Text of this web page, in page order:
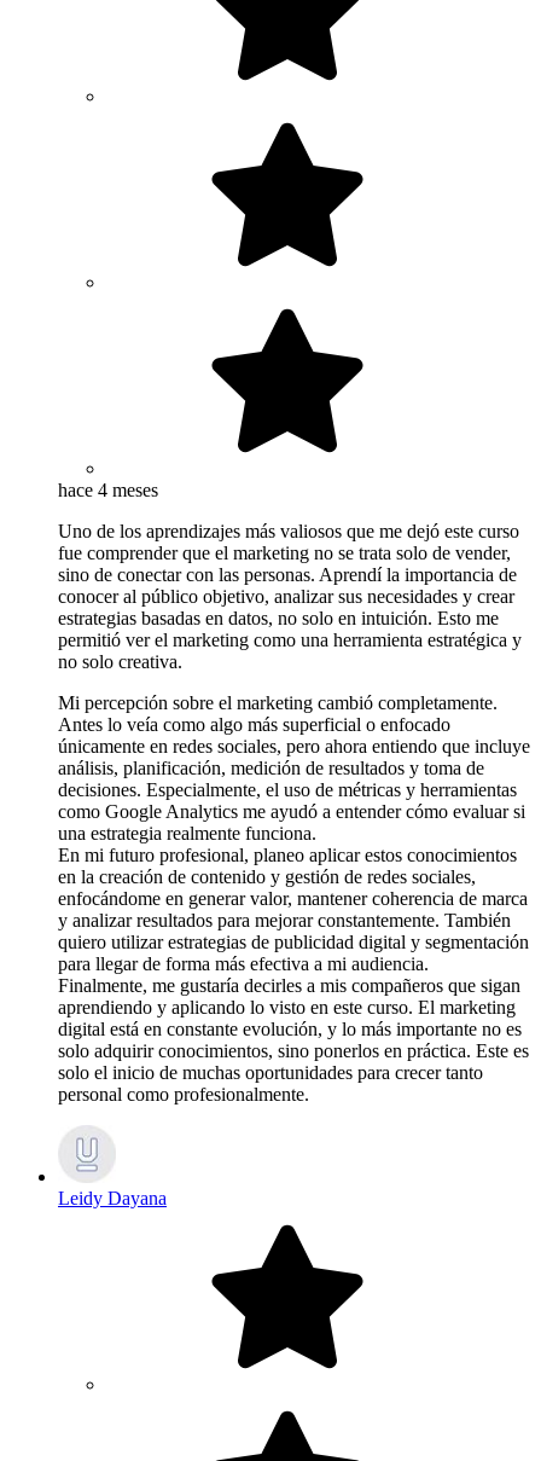
hace 4 meses
Uno de los aprendizajes más valiosos que me dejó este curso
fue comprender que el marketing no se trata solo de vender,
sino de conectar con las personas. Aprendí la importancia de
conocer al público objetivo, analizar sus necesidades y crear
estrategias basadas en datos, no solo en intuición. Esto me
permitió ver el marketing como una herramienta estratégica y
no solo creativa.
Mi percepción sobre el marketing cambió completamente.
Antes lo veía como algo más superficial o enfocado
únicamente en redes sociales, pero ahora entiendo que incluye
análisis, planificación, medición de resultados y toma de
decisiones. Especialmente, el uso de métricas y herramientas
como Google Analytics me ayudó a entender cómo evaluar si
una estrategia realmente funciona.
En mi futuro profesional, planeo aplicar estos conocimientos
en la creación de contenido y gestión de redes sociales,
enfocándome en generar valor, mantener coherencia de marca
y analizar resultados para mejorar constantemente. También
quiero utilizar estrategias de publicidad digital y segmentación
para llegar de forma más efectiva a mi audiencia.
Finalmente, me gustaría decirles a mis compañeros que sigan
aprendiendo y aplicando lo visto en este curso. El marketing
digital está en constante evolución, y lo más importante no es
solo adquirir conocimientos, sino ponerlos en práctica. Este es
solo el inicio de muchas oportunidades para crecer tanto
personal como profesionalmente.
Leidy Dayana